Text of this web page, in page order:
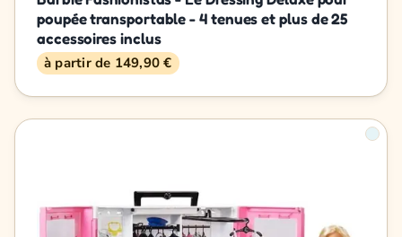
poupée transportable - 4 tenues et plus de 25
accessoires inclus
à partir de 149,90 €